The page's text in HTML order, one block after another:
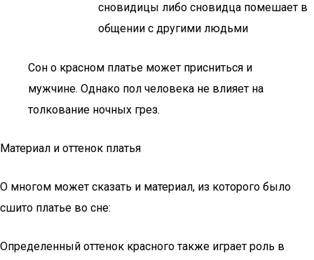
сновидицы либо сновидца помешает в
общении с другими людьми
Сон о красном платье может присниться и
мужчине. Однако пол человека не влияет на
толкование ночных грез.
Материал и оттенок платья
О многом может сказать и материал, из которого было
сшито платье во сне:
Определенный оттенок красного также играет роль в